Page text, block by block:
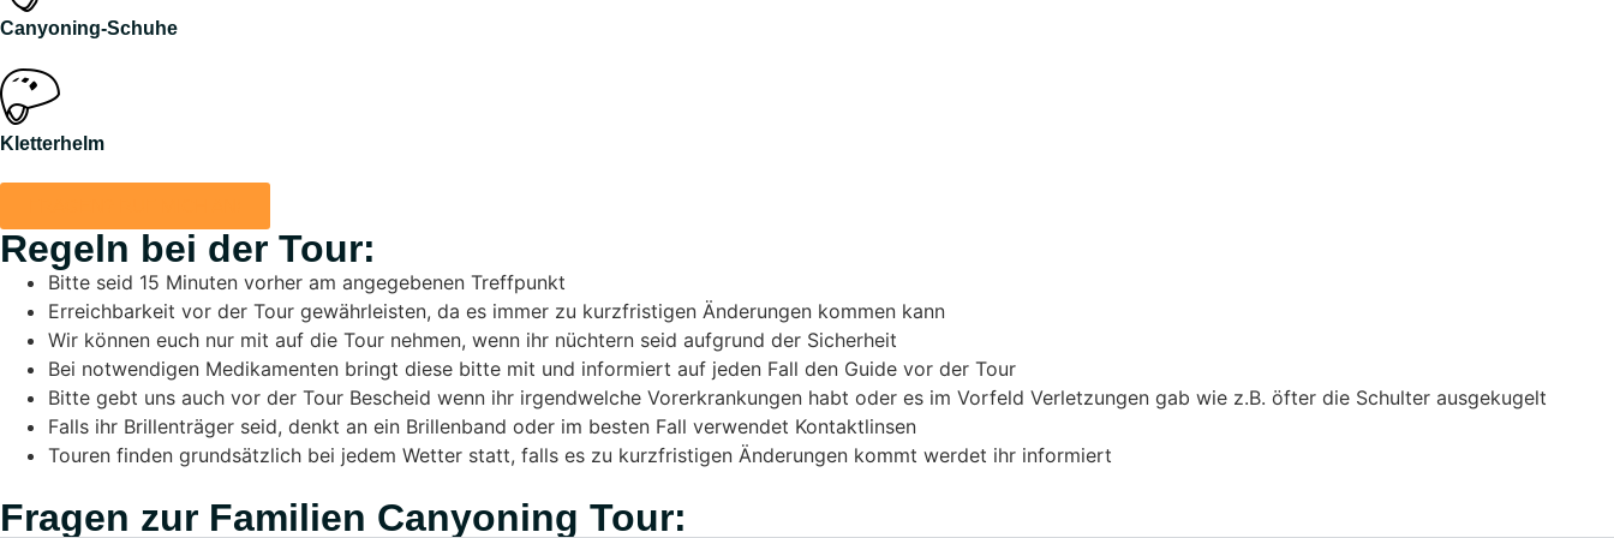
Canyoning-Schuhe
Kletterhelm
Regeln bei der Tour:
Bitte seid 15 Minuten vorher am angegebenen Treffpunkt
Erreichbarkeit vor der Tour gewährleisten, da es immer zu kurzfristigen Änderungen kommen kann
Wir können euch nur mit auf die Tour nehmen, wenn ihr nüchtern seid aufgrund der Sicherheit
Bei notwendigen Medikamenten bringt diese bitte mit und informiert auf jeden Fall den Guide vor der Tour
Bitte gebt uns auch vor der Tour Bescheid wenn ihr irgendwelche Vorerkrankungen habt oder es im Vorfeld Verletzungen gab wie z.B. öfter die Schulter ausgekugelt
Falls ihr Brillenträger seid, denkt an ein Brillenband oder im besten Fall verwendet Kontaktlinsen
Touren finden grundsätzlich bei jedem Wetter statt, falls es zu kurzfristigen Änderungen kommt werdet ihr informiert
Fragen zur Familien Canyoning Tour: